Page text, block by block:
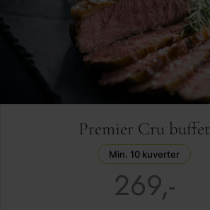
Premier Cru buffet
Min. 10 kuverter
269,-